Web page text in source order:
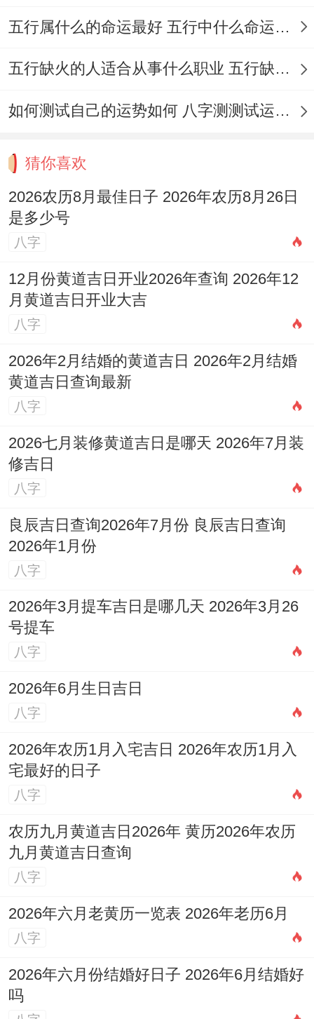
理发时辰同样很重要,普通选择上午阳气渐旺
同接纳祥瑞！
希望您在2026年农历四月能选对吉日，焕发
五行属什么的命运最好 五行中什么命运势旺盛
五行缺火的人适合从事什么职业 五行缺火的人适合从事的职业有哪些
如何测试自己的运势如何 八字测测试运运程
猜你喜欢
2026农历8月最佳日子 2026年农历8月26日
是多少号
八字
12月份黄道吉日开业2026年查询 2026年12
月黄道吉日开业大吉
八字
2026年2月结婚的黄道吉日 2026年2月结婚
黄道吉日查询最新
八字
2026七月装修黄道吉日是哪天 2026年7月装
修吉日
八字
良辰吉日查询2026年7月份 良辰吉日查询
2026年1月份
八字
2026年3月提车吉日是哪几天 2026年3月26
号提车
八字
2026年6月生日吉日
八字
2026年农历1月入宅吉日 2026年农历1月入
宅最好的日子
八字
农历九月黄道吉日2026年 黄历2026年农历
九月黄道吉日查询
八字
2026年六月老黄历一览表 2026年老历6月
八字
2026年六月份结婚好日子 2026年6月结婚好
吗